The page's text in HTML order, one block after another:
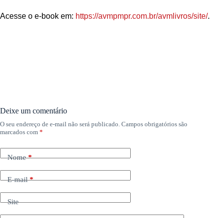
Acesse o e-book em: https://avmpmpr.com.br/avmlivros/site/.
Deixe um comentário
O seu endereço de e-mail não será publicado. Campos obrigatórios são
marcados com *
Nome*
E-mail*
Site